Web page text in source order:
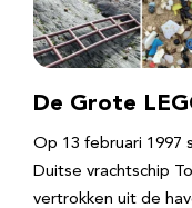
De Grote
Op 13 februari
Duitse vrachtschip
vertrokken uit de